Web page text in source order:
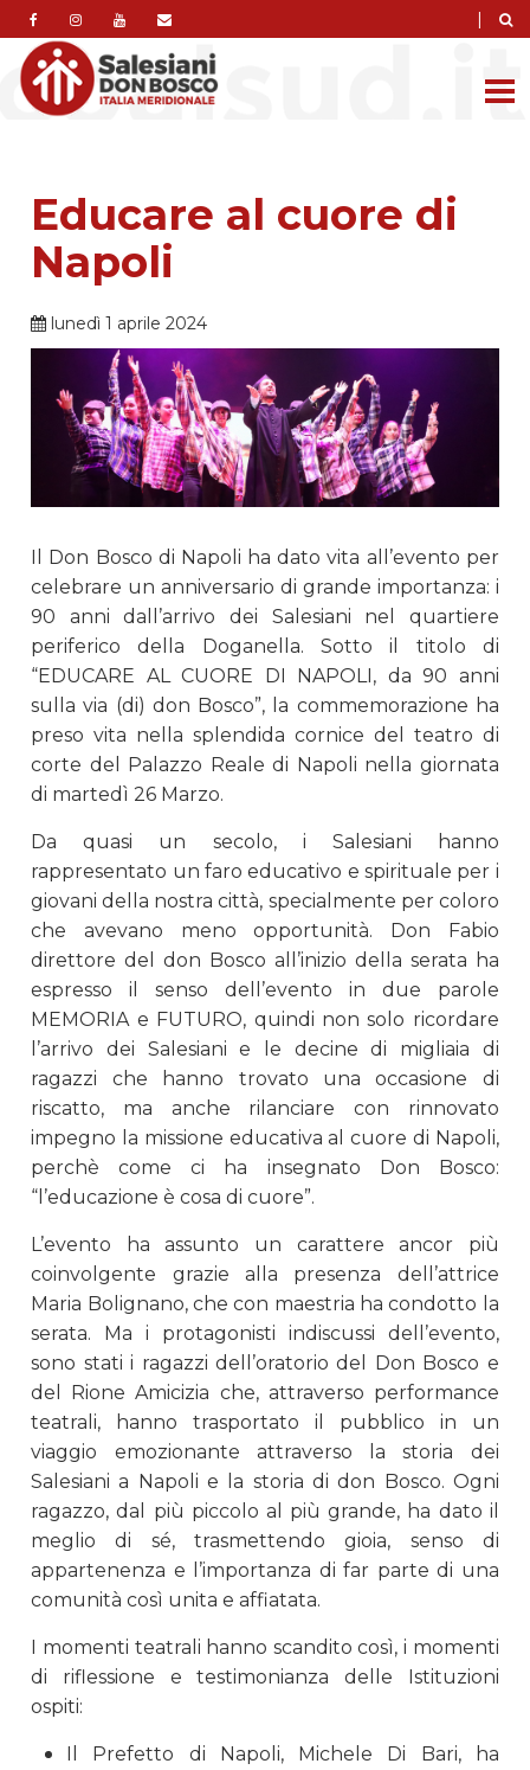
|
Educare al cuore di
Napoli
lunedì 1 aprile 2024
Il Don Bosco di Napoli ha dato vita all’evento per
celebrare un anniversario di grande importanza: i
90 anni dall’arrivo dei Salesiani nel quartiere
periferico della Doganella. Sotto il titolo di
“EDUCARE AL CUORE DI NAPOLI, da 90 anni
sulla via (di) don Bosco”, la commemorazione ha
preso vita nella splendida cornice del teatro di
corte del Palazzo Reale di Napoli nella giornata
di martedì 26 Marzo.
Da quasi un secolo, i Salesiani hanno
rappresentato un faro educativo e spirituale per i
giovani della nostra città, specialmente per coloro
che avevano meno opportunità. Don Fabio
direttore del don Bosco all’inizio della serata ha
espresso il senso dell’evento in due parole
MEMORIA e FUTURO, quindi non solo ricordare
l’arrivo dei Salesiani e le decine di migliaia di
ragazzi che hanno trovato una occasione di
riscatto, ma anche rilanciare con rinnovato
impegno la missione educativa al cuore di Napoli,
perchè come ci ha insegnato Don Bosco:
“l’educazione è cosa di cuore”.
L’evento ha assunto un carattere ancor più
coinvolgente grazie alla presenza dell’attrice
Maria Bolignano, che con maestria ha condotto la
serata. Ma i protagonisti indiscussi dell’evento,
sono stati i ragazzi dell’oratorio del Don Bosco e
del Rione Amicizia che, attraverso performance
teatrali, hanno trasportato il pubblico in un
viaggio emozionante attraverso la storia dei
Salesiani a Napoli e la storia di don Bosco. Ogni
ragazzo, dal più piccolo al più grande, ha dato il
meglio di sé, trasmettendo gioia, senso di
appartenenza e l’importanza di far parte di una
comunità così unita e affiatata.
I momenti teatrali hanno scandito così, i momenti
di riflessione e testimonianza delle Istituzioni
ospiti:
Il Prefetto di Napoli, Michele Di Bari, ha